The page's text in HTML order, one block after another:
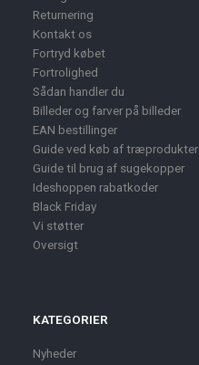
Returnering
Kontakt os
Fortryd købet
Fortrolighed
Sådan handler du
Billeder og farver på billeder
EAN bestillinger
Guide ved køb af træprodukter
Guide til brug af sugekopper
Ideshoppen rabatkoder
Black Friday
Vi støtter
Oversigt
KATEGORIER
Nyheder